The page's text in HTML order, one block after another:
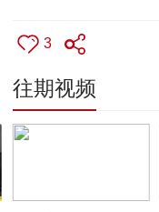
3
往期视频